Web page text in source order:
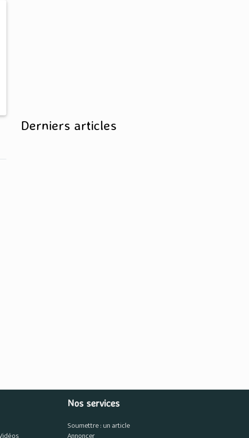
Derniers articles
Nos services
Soumettre : un article